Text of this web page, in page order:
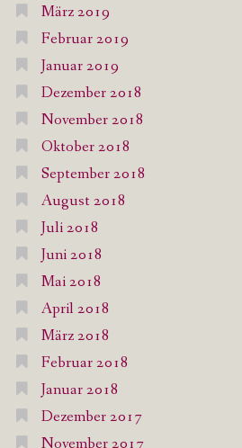
März 2019
Februar 2019
Januar 2019
Dezember 2018
November 2018
Oktober 2018
September 2018
August 2018
Juli 2018
Juni 2018
Mai 2018
April 2018
März 2018
Februar 2018
Januar 2018
Dezember 2017
November 2017